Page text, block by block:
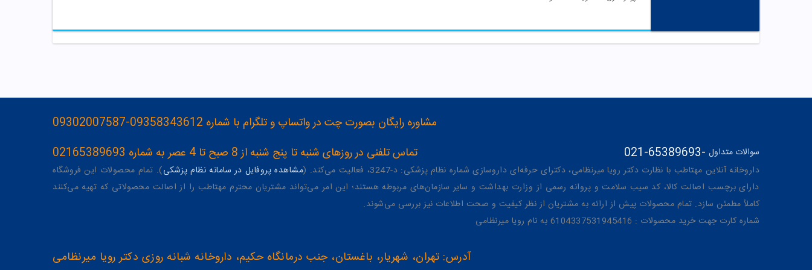
مشاوره رایگان بصورت چت در واتساپ و تلگرام با شماره 09358343612-09302007587
تماس تلفنی در روزهای شنبه تا پنج شنبه از 8 صبح تا 4 عصر به شماره 02165389693
021-65389693 سوالات متداول -
داروخانه آنلاین مهتاطب با نظارت دکتر رویا میرنظامی، دکترای حرفه‌ای داروسازی شماره نظام پزشکی: د-3247، فعالیت می‌کند. ( مشاهده پروفایل در سامانه نظام پزشکی). تمام محصولات این فروشگاه
دارای برچسب اصالت کالا، کد سیب سلامت و پروانه رسمی از وزارت بهداشت و سایر سازمان‌های مربوطه هستند؛ این امر می‌تواند مشتریان محترم مهتاطب را از اصالت محصولاتی که تهیه می‌کنند
کاملاً مطمئن سازد. تمام محصولات پیش از ارائه به مشتریان از نظر کیفیت و صحت اطلاعات نیز بررسی می‌شوند.
شماره کارت جهت خرید محصولات : 6104337531945416 به نام رویا میرنظامی
آدرس: تهران، شهریار، باغستان، جنب درمانگاه حکیم، داروخانه شبانه روزی دکتر رویا میرنظامی